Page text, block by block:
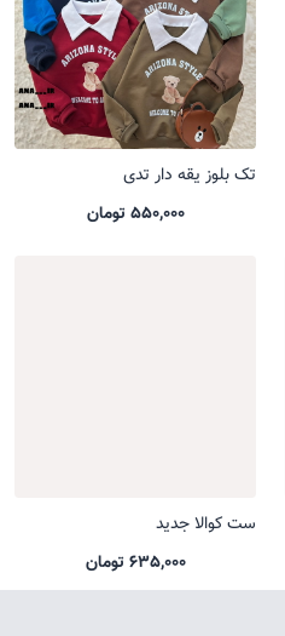
تک بلوز یقه دار تدی
550,000 تومان
ست کوالا جدید
635,000 تومان